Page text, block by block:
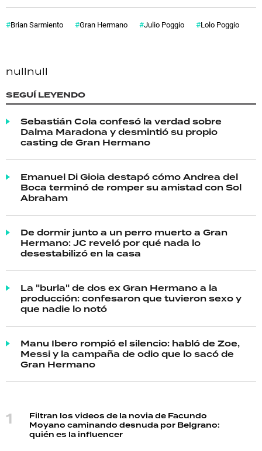
Brian Sarmiento Gran Hermano Julio Poggio Lolo Poggio
nullnull
SEGUÍ LEYENDO
Sebastián Cola confesó la verdad sobre
Dalma Maradona y desmintió su propio
casting de Gran Hermano
Emanuel Di Gioia destapó cómo Andrea del
Boca terminó de romper su amistad con Sol
Abraham
De dormir junto a un perro muerto a Gran
Hermano: JC reveló por qué nada lo
desestabilizó en la casa
La "burla" de dos ex Gran Hermano a la
producción: confesaron que tuvieron sexo y
que nadie lo notó
Manu Ibero rompió el silencio: habló de Zoe,
Messi y la campaña de odio que lo sacó de
Gran Hermano
Filtran los videos de la novia de Facundo
Moyano caminando desnuda por Belgrano:
quién es la influencer